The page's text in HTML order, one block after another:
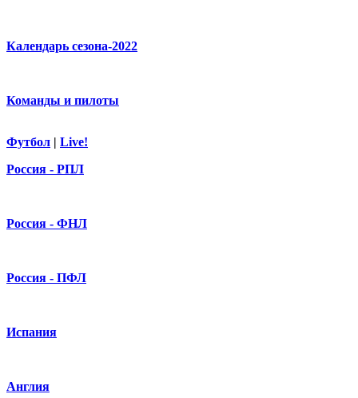
Календарь сезона-2022
Команды и пилоты
Футбол | Live!
Россия - РПЛ
Россия - ФНЛ
Россия - ПФЛ
Испания
Англия